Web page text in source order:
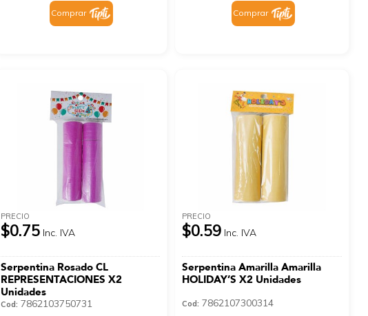
Comprar Comprar
PRECIO
$0.75 Inc. IVA
Serpentina Rosado CL
REPRESENTACIONES X2
Unidades
Cod: 7862103750731
PRECIO
$0.59 Inc. IVA
Serpentina Amarilla Amarilla
HOLIDAY’S X2 Unidades
Cod: 7862107300314